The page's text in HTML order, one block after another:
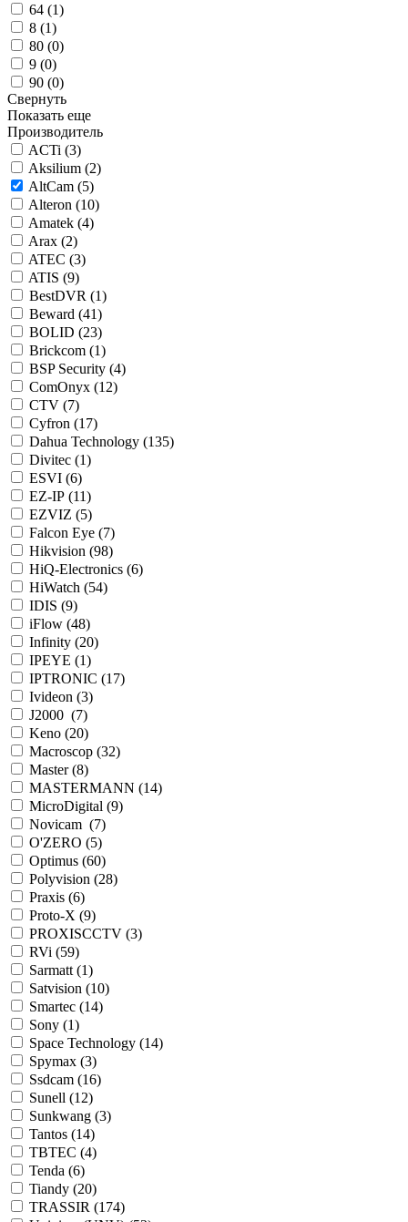
64 (1)
8 (1)
80 (0)
9 (0)
90 (0)
Свернуть
Показать еще
Производитель
ACTi (3)
Aksilium (2)
AltCam (5)
Alteron (10)
Amatek (4)
Arax (2)
ATEC (3)
ATIS (9)
BestDVR (1)
Beward (41)
BOLID (23)
Brickcom (1)
BSP Security (4)
ComOnyx (12)
CTV (7)
Cyfron (17)
Dahua Technology (135)
Divitec (1)
ESVI (6)
EZ-IP (11)
EZVIZ (5)
Falcon Eye (7)
Hikvision (98)
HiQ-Electronics (6)
HiWatch (54)
IDIS (9)
iFlow (48)
Infinity (20)
IPEYE (1)
IPTRONIC (17)
Ivideon (3)
J2000 (7)
Keno (20)
Macroscop (32)
Master (8)
MASTERMANN (14)
MicroDigital (9)
Novicam (7)
O'ZERO (5)
Optimus (60)
Polyvision (28)
Praxis (6)
Proto-X (9)
PROXISCCTV (3)
RVi (59)
Sarmatt (1)
Satvision (10)
Smartec (14)
Sony (1)
Space Technology (14)
Spymax (3)
Ssdcam (16)
Sunell (12)
Sunkwang (3)
Tantos (14)
TBTEC (4)
Tenda (6)
Tiandy (20)
TRASSIR (174)